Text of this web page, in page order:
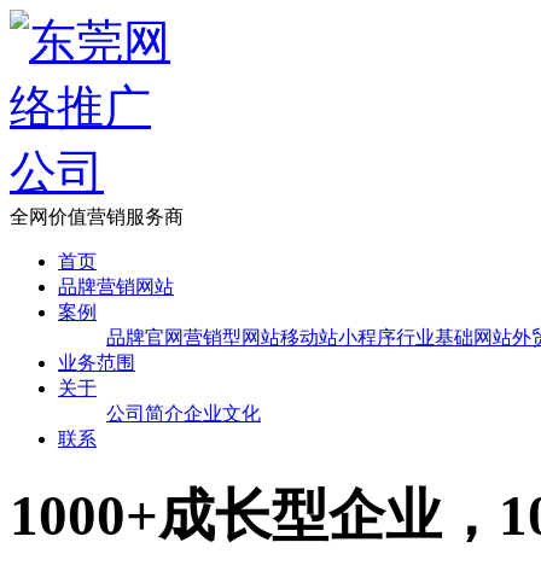
全网价值营销服务商
首页
品牌营销网站
案例
品牌官网营销型网站移动站小程序行业基础网站外
业务范围
关于
公司简介企业文化
联系
1000+成长型企业，